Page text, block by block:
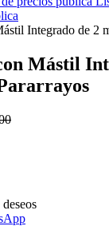
Mástil